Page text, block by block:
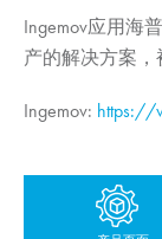
Ingemov应用海
产的解决方案
Ingemov: https://